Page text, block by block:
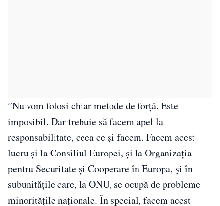
”Nu vom folosi chiar metode de forță. Este
imposibil. Dar trebuie să facem apel la
responsabilitate, ceea ce și facem. Facem acest
lucru și la Consiliul Europei, și la Organizația
pentru Securitate și Cooperare în Europa, și în
subunitățile care, la ONU, se ocupă de probleme
minoritățile naționale. În special, facem acest